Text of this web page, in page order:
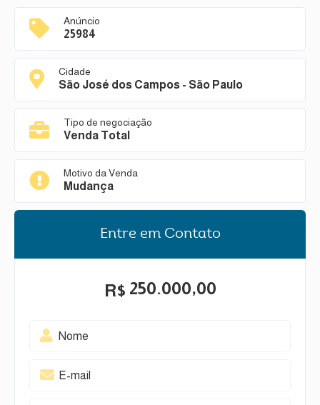
Anúncio
25984
Cidade
São José dos Campos - São Paulo
Tipo de negociação
Venda Total
Motivo da Venda
Mudança
Entre em Contato
R$ 250.000,00